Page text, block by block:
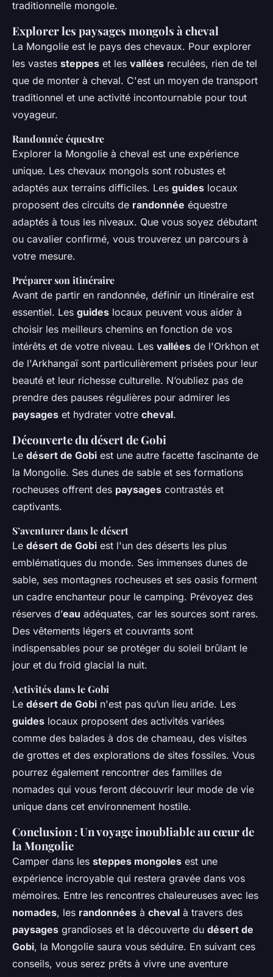
traditionnelle mongole.
Explorer les paysages mongols à cheval
La Mongolie est le pays des chevaux. Pour explorer
les vastes steppes et les vallées reculées, rien de tel
que de monter à cheval. C'est un moyen de transport
traditionnel et une activité incontournable pour tout
voyageur.
Randonnée équestre
Explorer la Mongolie à cheval est une expérience
unique. Les chevaux mongols sont robustes et
adaptés aux terrains difficiles. Les guides locaux
proposent des circuits de randonnée équestre
adaptés à tous les niveaux. Que vous soyez débutant
ou cavalier confirmé, vous trouverez un parcours à
votre mesure.
Préparer son itinéraire
Avant de partir en randonnée, définir un itinéraire est
essentiel. Les guides locaux peuvent vous aider à
choisir les meilleurs chemins en fonction de vos
intérêts et de votre niveau. Les vallées de l'Orkhon et
de l'Arkhangaï sont particulièrement prisées pour leur
beauté et leur richesse culturelle. N’oubliez pas de
prendre des pauses régulières pour admirer les
paysages et hydrater votre cheval.
Découverte du désert de Gobi
Le désert de Gobi est une autre facette fascinante de
la Mongolie. Ses dunes de sable et ses formations
rocheuses offrent des paysages contrastés et
captivants.
S’aventurer dans le désert
Le désert de Gobi est l'un des déserts les plus
emblématiques du monde. Ses immenses dunes de
sable, ses montagnes rocheuses et ses oasis forment
un cadre enchanteur pour le camping. Prévoyez des
réserves d’eau adéquates, car les sources sont rares.
Des vêtements légers et couvrants sont
indispensables pour se protéger du soleil brûlant le
jour et du froid glacial la nuit.
Activités dans le Gobi
Le désert de Gobi n'est pas qu’un lieu aride. Les
guides locaux proposent des activités variées
comme des balades à dos de chameau, des visites
de grottes et des explorations de sites fossiles. Vous
pourrez également rencontrer des familles de
nomades qui vous feront découvrir leur mode de vie
unique dans cet environnement hostile.
Conclusion : Un voyage inoubliable au cœur de
la Mongolie
Camper dans les steppes mongoles est une
expérience incroyable qui restera gravée dans vos
mémoires. Entre les rencontres chaleureuses avec les
nomades, les randonnées à cheval à travers des
paysages grandioses et la découverte du désert de
Gobi, la Mongolie saura vous séduire. En suivant ces
conseils, vous serez prêts à vivre une aventure